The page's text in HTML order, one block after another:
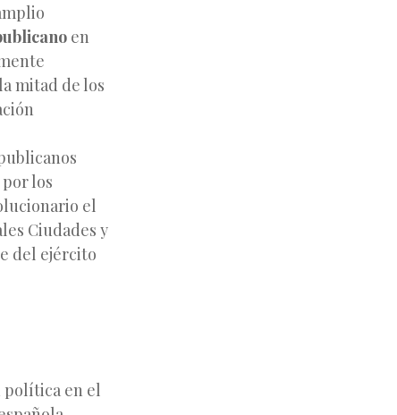
en
mitad de los
los
el
Ciudades y
del ejército
política en el